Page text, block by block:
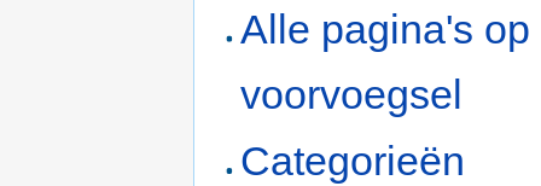
Alle pagina's op
voorvoegsel
Categorieën